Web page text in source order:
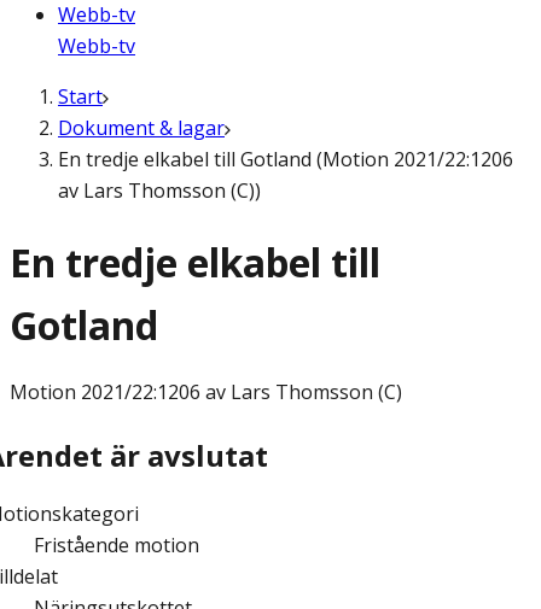
Webb-tv
Webb-tv
Start
Dokument & lagar
En tredje elkabel till Gotland (Motion 2021/22:1206
av Lars Thomsson (C))
En tredje elkabel till
Gotland
Motion 2021/22:1206 av Lars Thomsson (C)
är avslutat
Fristående motion